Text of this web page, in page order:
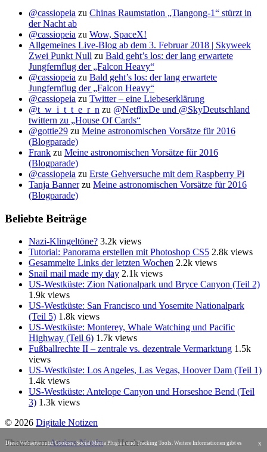
@cassiopeia zu Chinas Raumstation „Tiangong-1“ stürzt in
der Nacht ab
@cassiopeia zu Wow, SpaceX!
Allgemeines Live-Blog ab dem 3. Februar 2018 | Skyweek
Zwei Punkt Null zu Bald geht’s los: der lang erwartete
Jungfernflug der „Falcon Heavy“
@cassiopeia zu Bald geht’s los: der lang erwartete
Jungfernflug der „Falcon Heavy“
@cassiopeia zu Twitter – eine Liebeserklärung
@t_w_i_t_t_e_r_n zu @NetflixDe und @SkyDeutschland
twittern zu „House Of Cards“
@gottie29 zu Meine astronomischen Vorsätze für 2016
(Blogparade)
Frank zu Meine astronomischen Vorsätze für 2016
(Blogparade)
@cassiopeia zu Erste Gehversuche mit dem Raspberry Pi
Tanja Bannerzu Meine astronomischen Vorsätze für 2016
(Blogparade)
Beliebte Beiträge
Nazi-Klingeltöne? 3.2k views
Tutorial: Panorama erstellen mit Photoshop CS5 2.8k views
Gesammelte Links der letzten Wochen 2.2k views
Snail mail made my day 2.1k views
US-Westküste: Zion Nationalpark und Bryce Canyon (Teil 2)
1.9k views
US-Westküste: San Francisco und Yosemite Nationalpark
(Teil 5) 1.8k views
US-Westküste: Monterey, Whale Watching und Pacific
Highway (Teil 6) 1.7k views
Fußballrechte II – zentrale vs. dezentrale Vermarktung 1.5k
views
US-Westküste: Los Angeles, Las Vegas, Hoover Dam (Teil 1)
1.4k views
US-Westküste: Antelope Canyon und Horseshoe Bend (Teil
3) 1.3k views
© 2026 Digitale Notizen
Theme vonAnders Norén—Hoch ↑
Diese Webseite nutzt Cookies, Social Media Plugins und Tracking Tools. Weitere Informationen gibt es x